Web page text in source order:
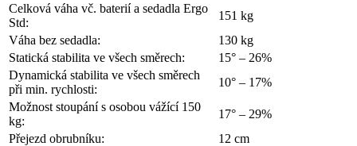
Celková váha vč. baterií a sedadla Ergo
Std:
151 kg
Váha bez sedadla:
130 kg
Statická stabilita ve všech směrech:
15° – 26%
Dynamická stabilita ve všech směrech
při min. rychlosti:
10° – 17%
Možnost stoupání s osobou vážící 150
kg:
17° – 29%
Přejezd obrubníku:
12 cm